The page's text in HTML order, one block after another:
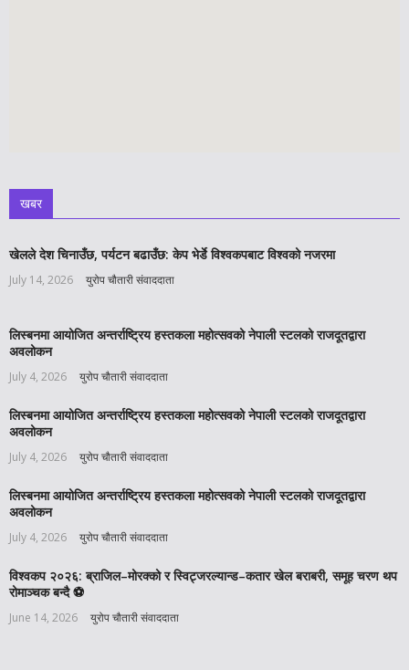
खबर
खेलले देश चिनाउँछ, पर्यटन बढाउँछ: केप भेर्डे विश्वकपबाट विश्वको नजरमा
July 14, 2026 युरोप चौतारी संवाददाता
लिस्बनमा आयोजित अन्तर्राष्ट्रिय हस्तकला महोत्सवको नेपाली स्टलको राजदूतद्वारा
अवलोकन
July 4, 2026 युरोप चौतारी संवाददाता
लिस्बनमा आयोजित अन्तर्राष्ट्रिय हस्तकला महोत्सवको नेपाली स्टलको राजदूतद्वारा
अवलोकन
July 4, 2026 युरोप चौतारी संवाददाता
लिस्बनमा आयोजित अन्तर्राष्ट्रिय हस्तकला महोत्सवको नेपाली स्टलको राजदूतद्वारा
अवलोकन
July 4, 2026 युरोप चौतारी संवाददाता
विश्वकप २०२६: ब्राजिल–मोरक्को र स्विट्जरल्यान्ड–कतार खेल बराबरी, समूह चरण थप
रोमाञ्चक बन्दै ⚽️
June 14, 2026 युरोप चौतारी संवाददाता